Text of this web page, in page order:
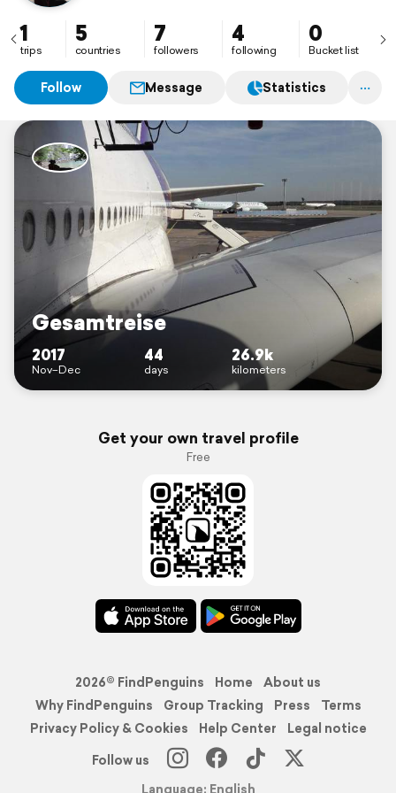
Abenteuer meines Lebens 😊
1
trips
5
countries
7
followers
4
following
0
Bucket list
Follow Message Statistics
Gesamtreise
2017
Nov–Dec
44
days
26.9k
kilometers
Get your own travel profile
Free
2026© FindPenguins Home
About us
Why FindPenguins
Group Tracking Press
Terms
Privacy Policy & Cookies
Help Center
Legal notice
Follow us